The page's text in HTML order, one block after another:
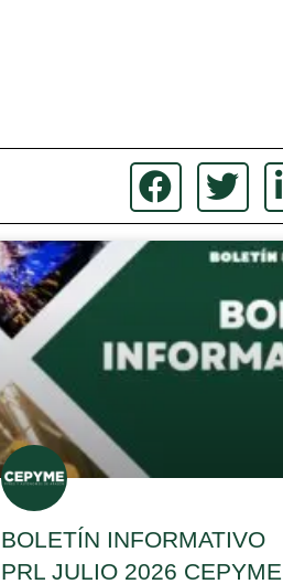
BOLETÍN INFORMATIVO
PRL JULIO 2026 CEPYME